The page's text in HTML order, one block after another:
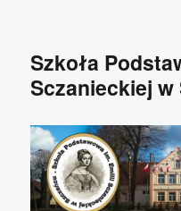
Szkoła
Sczanieckiej w